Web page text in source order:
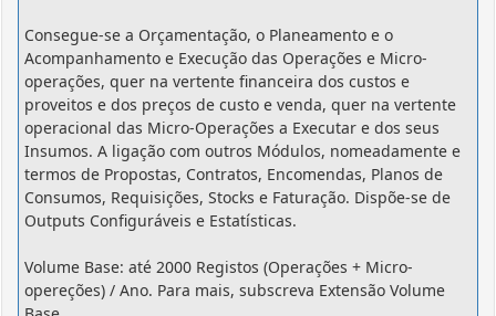
Consegue-se a Orçamentação, o Planeamento e o
Acompanhamento e Execução das Operações e Micro-
operações, quer na vertente financeira dos custos e
proveitos e dos preços de custo e venda, quer na vertente
operacional das Micro-Operações a Executar e dos seus
Insumos. A ligação com outros Módulos, nomeadamente e
termos de Propostas, Contratos, Encomendas, Planos de
Consumos, Requisições, Stocks e Faturação. Dispõe-se de
Outputs Configuráveis e Estatísticas.
Volume Base: até 2000 Registos (Operações + Micro-
opereções) / Ano. Para mais, subscreva Extensão Volume